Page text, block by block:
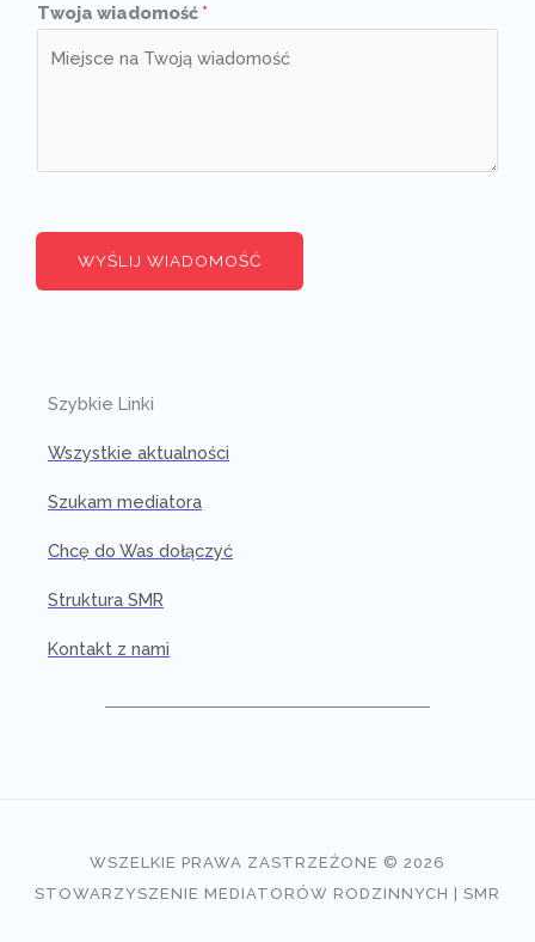
Twoja wiadomość *
WYŚLIJ WIADOMOŚĆ
Szybkie Linki
Wszystkie aktualności
Szukam mediatora
Chcę do Was dołączyć
Struktura SMR
Kontakt z nami
WSZELKIE PRAWA ZASTRZEŻONE © 2026
STOWARZYSZENIE MEDIATORÓW RODZINNYCH | SMR